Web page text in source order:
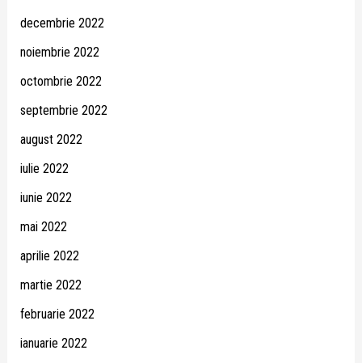
decembrie 2022
noiembrie 2022
octombrie 2022
septembrie 2022
august 2022
iulie 2022
iunie 2022
mai 2022
aprilie 2022
martie 2022
februarie 2022
ianuarie 2022